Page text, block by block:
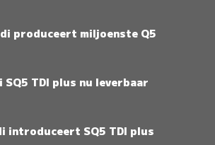
produceert miljoenste Q5
SQ5 TDI plus nu leverbaar
introduceert SQ5 TDI plus